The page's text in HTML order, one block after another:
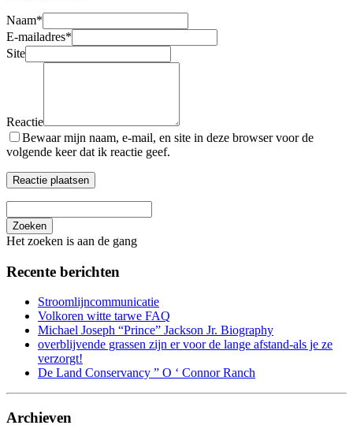
Naam*
E-mailadres*
Site
Reactie
Bewaar mijn naam, e-mail, en site in deze browser voor de
volgende keer dat ik reactie geef.
Zoeken
Het zoeken is aan de gang
Recente berichten
Stroomlijncommunicatie
Volkoren witte tarwe FAQ
Michael Joseph “Prince” Jackson Jr. Biography
overblijvende grassen zijn er voor de lange afstand-als je ze
verzorgt!
De Land Conservancy ” O ‘ Connor Ranch
Archieven